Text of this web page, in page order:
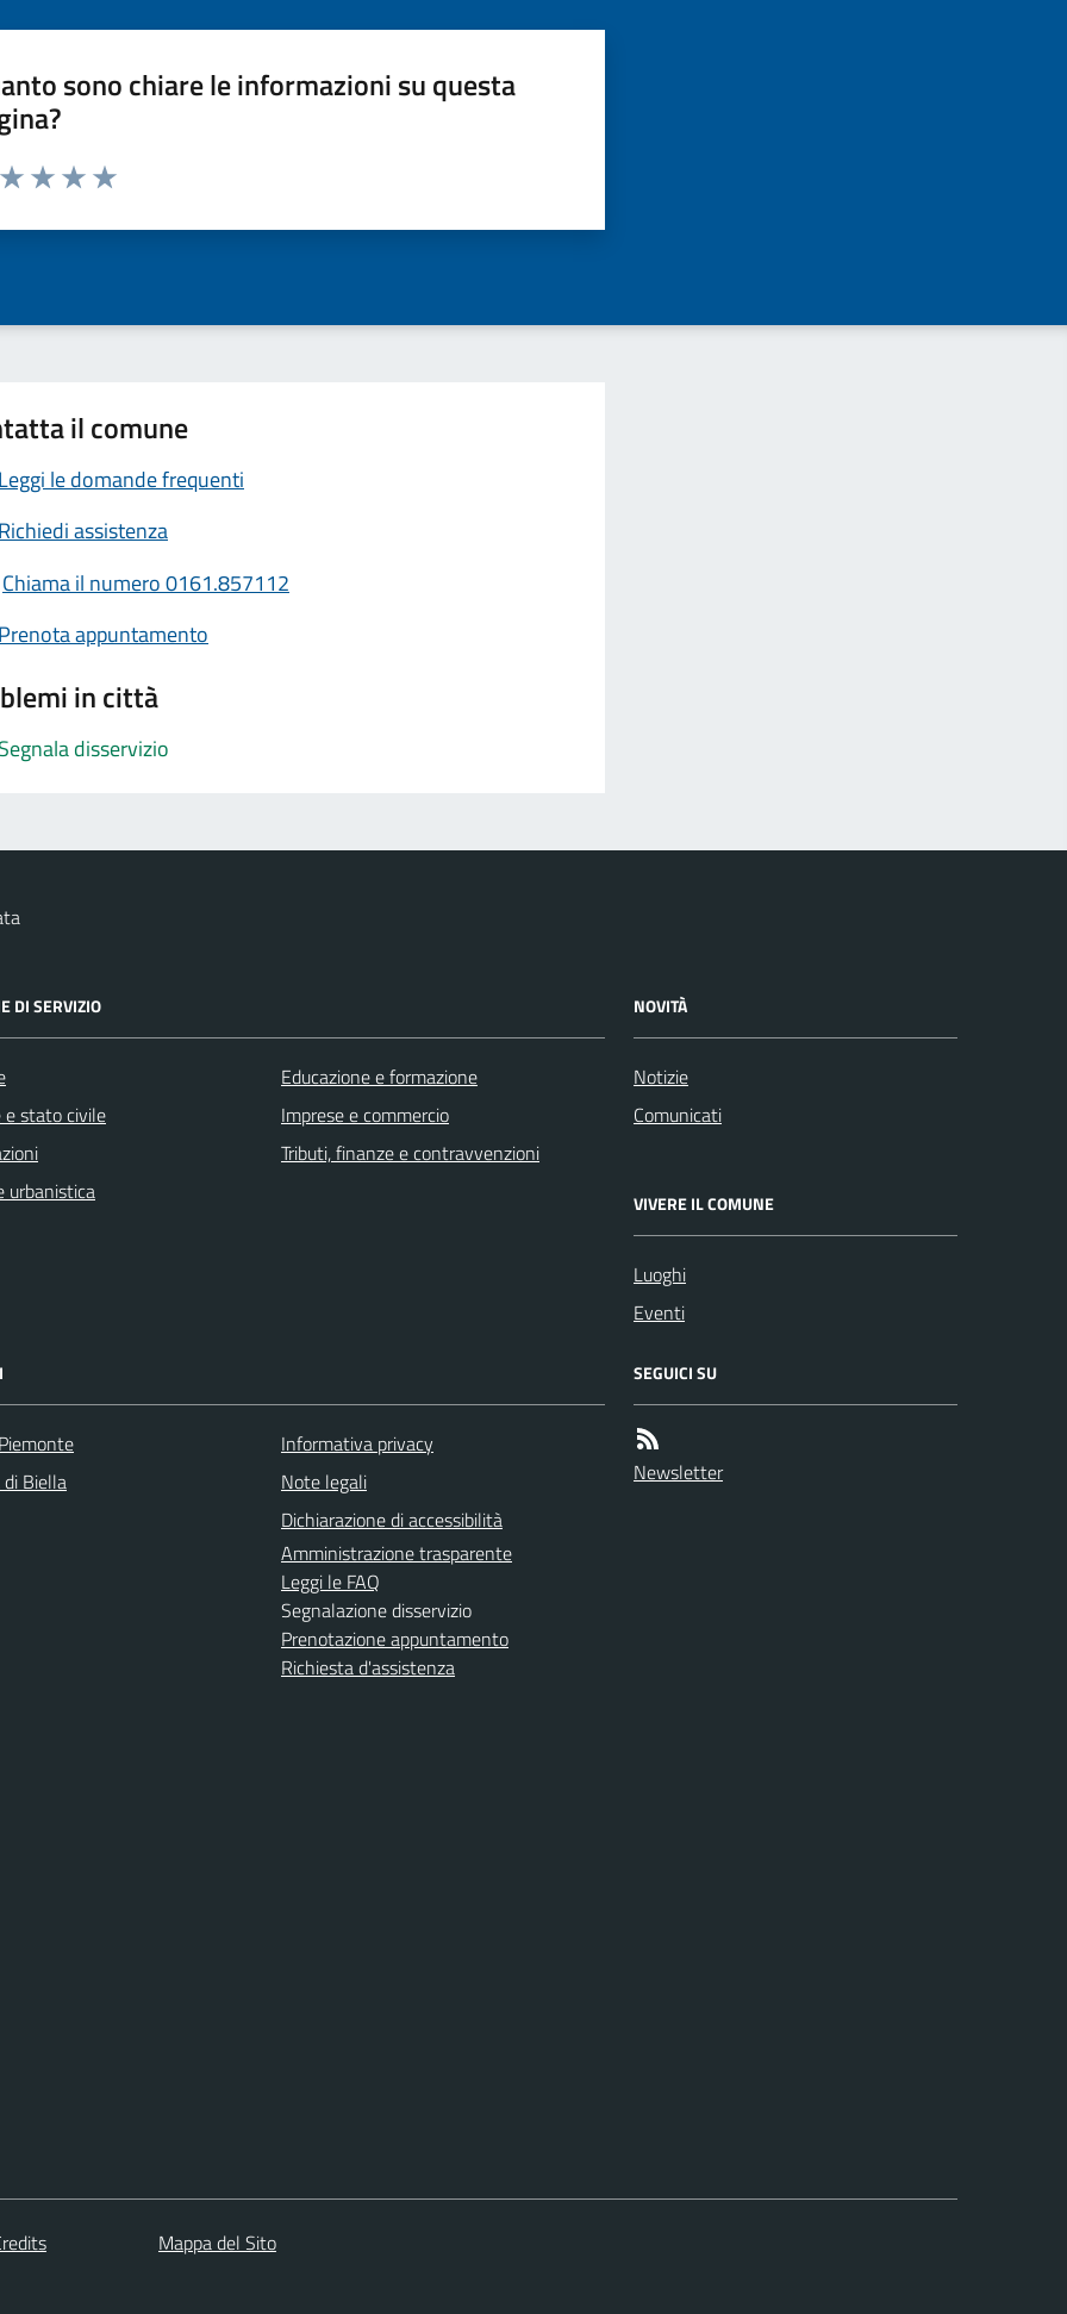
sono chiare le informazioni su questa
da 1 a 5 stelle la pagina
il comune
Leggi le domande frequenti
Richiedi assistenza
Chiama il numero 0161.857112
Prenota appuntamento
in città
Segnala disservizio
DI SERVIZIO
e stato civile
urbanistica
Educazione e formazione
Imprese e commercio
Tributi, finanze e contravvenzioni
NOVITÀ
Notizie
Comunicati
VIVERE IL COMUNE
Luoghi
Eventi
Biella
Informativa privacy
Note legali
Dichiarazione di accessibilità
Amministrazione trasparente
Leggi le FAQ
Segnalazione disservizio
Prenotazione appuntamento
Richiesta d'assistenza
SEGUICI SU
Newsletter
Mappa del Sito